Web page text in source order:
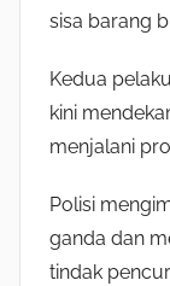
sisa barang
Kedua
kini
menjalani
Polisi
ganda dan
tindak